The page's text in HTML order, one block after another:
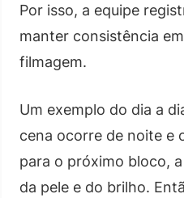
Por isso, a equipe
manter consistência
filmagem.
Um exemplo do dia a
cena ocorre de noite e
para o próximo bloco,
da pele e do brilho.